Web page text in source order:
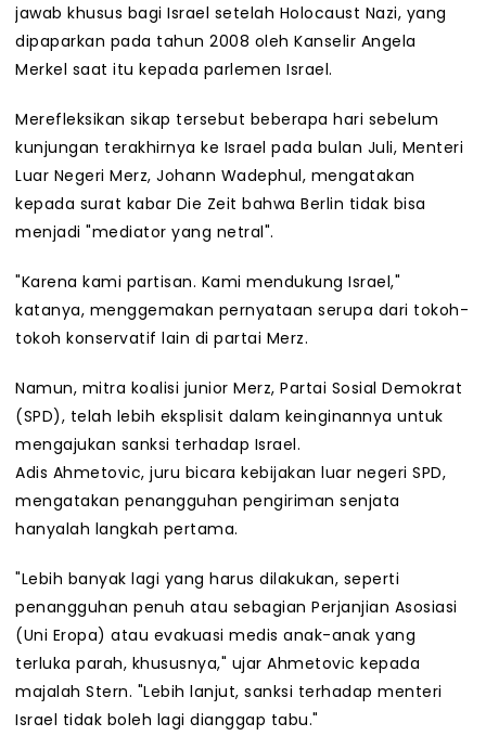
jawab khusus bagi Israel setelah Holocaust Nazi, yang
dipaparkan pada tahun 2008 oleh Kanselir Angela
Merkel saat itu kepada parlemen Israel.
Merefleksikan sikap tersebut beberapa hari sebelum
kunjungan terakhirnya ke Israel pada bulan Juli, Menteri
Luar Negeri Merz, Johann Wadephul, mengatakan
kepada surat kabar Die Zeit bahwa Berlin tidak bisa
menjadi "mediator yang netral".
"Karena kami partisan. Kami mendukung Israel,"
katanya, menggemakan pernyataan serupa dari tokoh-
tokoh konservatif lain di partai Merz.
Namun, mitra koalisi junior Merz, Partai Sosial Demokrat
(SPD), telah lebih eksplisit dalam keinginannya untuk
mengajukan sanksi terhadap Israel.
Adis Ahmetovic, juru bicara kebijakan luar negeri SPD,
mengatakan penangguhan pengiriman senjata
hanyalah langkah pertama.
"Lebih banyak lagi yang harus dilakukan, seperti
penangguhan penuh atau sebagian Perjanjian Asosiasi
(Uni Eropa) atau evakuasi medis anak-anak yang
terluka parah, khususnya," ujar Ahmetovic kepada
majalah Stern. "Lebih lanjut, sanksi terhadap menteri
Israel tidak boleh lagi dianggap tabu."